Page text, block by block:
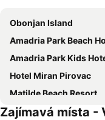
Obonjan Island
Amadria Park Beach
Amadria Park Kids Hotel
Hotel Miran Pirovac
Matilde Beach Resort
Amadria Park Family Hotel
Zajímavá místa -